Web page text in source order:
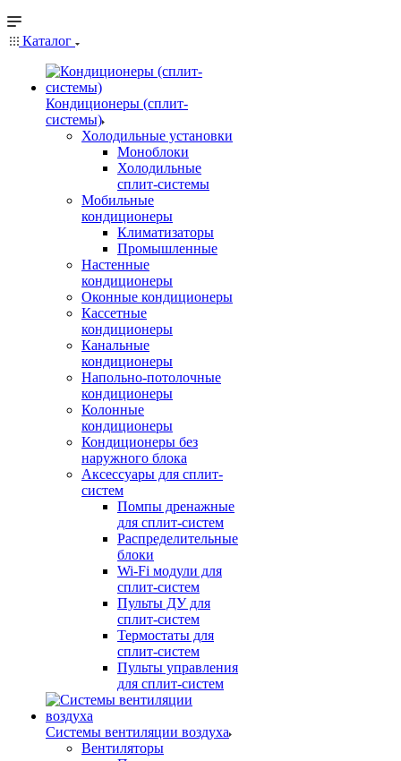
Каталог
Кондиционеры (сплит-
системы)
Холодильные установки
Моноблоки
Холодильные
сплит-системы
Мобильные
кондиционеры
Климатизаторы
Промышленные
Настенные
кондиционеры
Оконные кондиционеры
Кассетные
кондиционеры
Канальные
кондиционеры
Напольно-потолочные
кондиционеры
Колонные
кондиционеры
Кондиционеры без
наружного блока
Аксессуары для сплит-
систем
Помпы дренажные
для сплит-систем
Распределительные
блоки
Wi-Fi модули для
сплит-систем
Пульты ДУ для
сплит-систем
Термостаты для
сплит-систем
Пульты управления
для сплит-систем
Системы вентиляции воздуха
Вентиляторы